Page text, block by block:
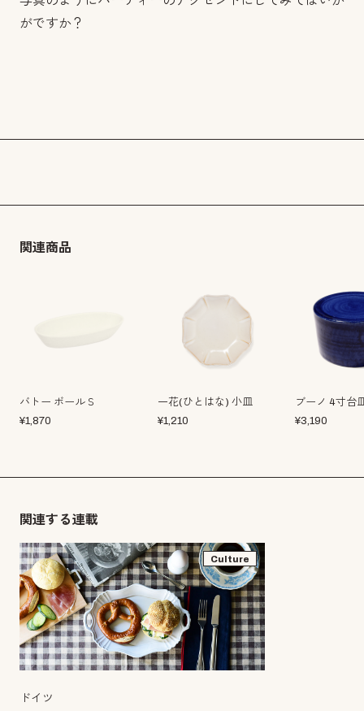
がですか？
関連商品
バトー ボールＳ
¥1,870
一花(ひとはな) 小皿
¥1,210
ブーノ 4寸台
¥3,190
関連する連載
Culture
ドイツ